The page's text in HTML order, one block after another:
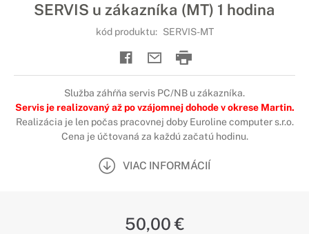
SERVIS u zákazníka (MT) 1 hodina
kód produktu: SERVIS-MT
Služba záhŕňa servis PC/NB u zákazníka.
Servis je realizovaný až po vzájomnej dohode v okrese Martin.
Realizácia je len počas pracovnej doby Euroline computer s.r.o.
Cena je účtovaná za každú začatú hodinu.
VIAC INFORMÁCIÍ
50,00 €